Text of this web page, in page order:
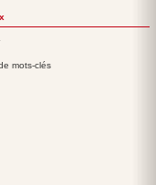
mots-clés